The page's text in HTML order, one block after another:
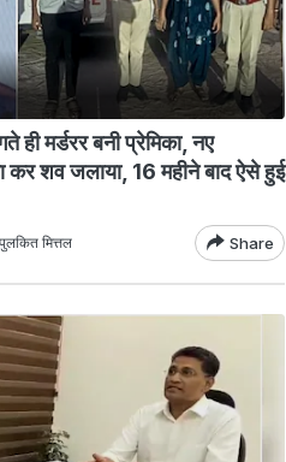
मर्डरर बनी प्रेमिका, नए
शव जलाया, 16 महीने बाद ऐसे हुई
पुलकित मित्तल Share